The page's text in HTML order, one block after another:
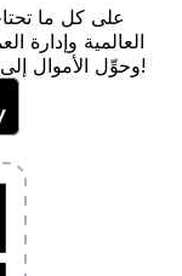
العالمية وإدارة
وحوِّل الأموال إلى الخارج بدون رسوم خفية. قم بالتحميل اليوم!